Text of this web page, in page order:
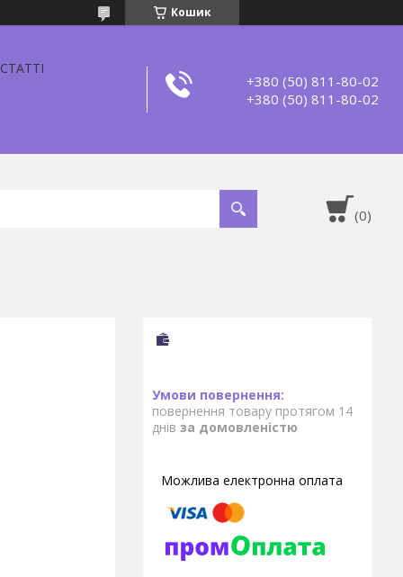
Кошик
СТАТТІ
+380 (50) 811-80-02
+380 (50) 811-80-02
повернення товару протягом 14
днів за домовленістю